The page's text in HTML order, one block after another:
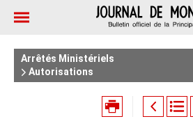
Arrêtés Ministériels
Autorisations